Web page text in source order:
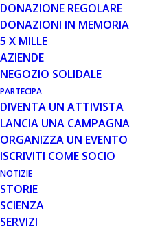
DONAZIONE REGOLARE
DONAZIONI IN MEMORIA
5 X MILLE
AZIENDE
NEGOZIO SOLIDALE
PARTECIPA
DIVENTA UN ATTIVISTA
LANCIA UNA CAMPAGNA
ORGANIZZA UN EVENTO
ISCRIVITI COME SOCIO
NOTIZIE
STORIE
SCIENZA
SERVIZI
IlDiversity Dayè un
lavorativo di persone con
protette: un momento di
confrontare di persona tra
offerta di lavoro, ma si
integrato al servizio di
istituti scolastici superiori e
L’evento è organizzato da
collaborazione con Cesop
svolge annualmente in due
prossimo appuntamento è